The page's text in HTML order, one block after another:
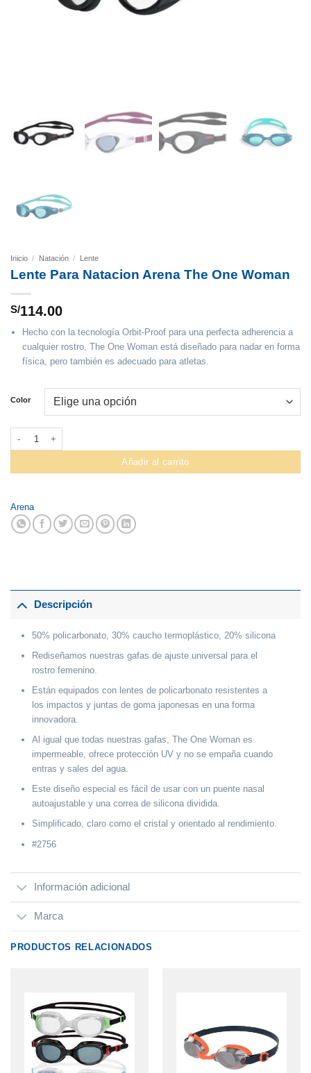
Inicio / Natación / Lente
Lente Para Natacion Arena The One Woman
S/114.00
Hecho con la tecnología Orbit-Proof para una perfecta adherencia a
cualquier rostro, The One Woman está diseñado para nadar en forma
física, pero también es adecuado para atletas.
Color
Añadir al carrito
Arena
Descripción
50% policarbonato, 30% caucho termoplástico, 20% silicona
Rediseñamos nuestras gafas de ajuste universal para el
rostro femenino.
Están equipados con lentes de policarbonato resistentes a
los impactos y juntas de goma japonesas en una forma
innovadora.
Al igual que todas nuestras gafas, The One Woman es
impermeable, ofrece protección UV y no se empaña cuando
entras y sales del agua.
Este diseño especial es fácil de usar con un puente nasal
autoajustable y una correa de silicona dividida.
Simplificado, claro como el cristal y orientado al rendimiento.
#2756
Información adicional
Marca
PRODUCTOS RELACIONADOS